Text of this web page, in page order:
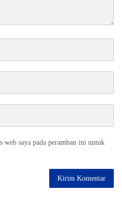
web saya pada peramban ini untuk